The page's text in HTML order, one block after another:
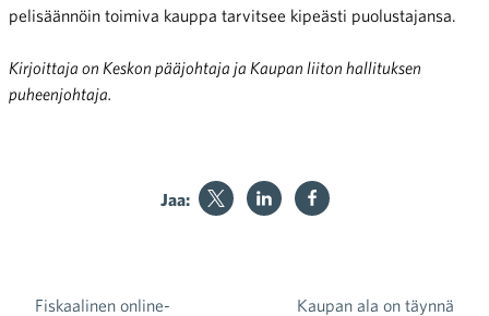
pelisäännöin toimiva kauppa tarvitsee kipeästi puolustajansa.
Kirjoittaja on Keskon pääjohtaja ja Kaupan liiton hallituksen
puheenjohtaja.
Jaa:
Fiskaalinen online-
Kaupan ala on täynnä